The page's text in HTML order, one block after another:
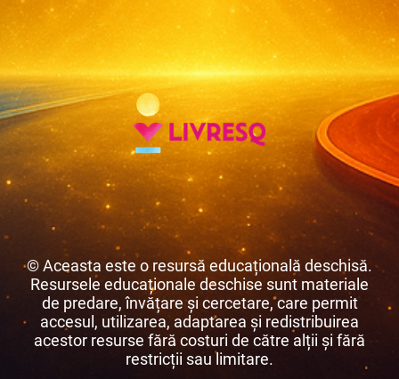
© Aceasta este o resursă educațională deschisă.
Resursele educaționale deschise sunt materiale
de predare, învățare și cercetare, care permit
accesul, utilizarea, adaptarea și redistribuirea
acestor resurse fără costuri de către alții și fără
restricții sau limitare.